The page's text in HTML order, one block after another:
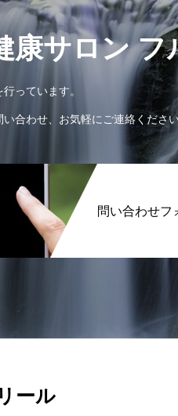
康サロン フ
っています。
合わせ、お気軽にご連絡くださ
問い合わせフ
ール